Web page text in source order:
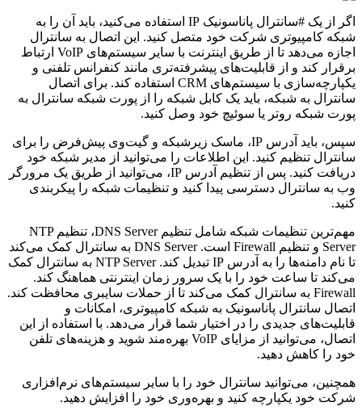
اگر از یک #سانترال پاناسونیک IP استفاده می‌کنید، باید آن را به
شبکه کامپیوتری شرکت خود متصل کنید. این اتصال به سانترال
اجازه می‌دهد تا از طریق اینترنت با سایر سیستم‌های VoIP ارتباط
برقرار کند و از قابلیت‌های پیشرفته‌تری مانند کنفرانس تلفنی و
یکپارچه‌سازی با سیستم‌های CRM استفاده کند. برای اتصال
سانترال به شبکه، باید یک کابل شبکه را از پورت شبکه سانترال به
پورت شبکه روتر یا سوئیچ خود وصل کنید.
سپس، باید آدرس IP، ماسک زیرشبکه و گیت‌وی پیش‌فرض را برای
سانترال تنظیم کنید. این اطلاعات را می‌توانید از مدیر شبکه خود
دریافت کنید. پس از تنظیم آدرس IP، می‌توانید از طریق یک مرورگر
وب به سانترال دسترسی پیدا کنید و تنظیمات شبکه را پیکربندی
کنید.
مهم‌ترین تنظیمات شبکه شامل تنظیم DNS Server، تنظیم NTP
Server و تنظیم Firewall است. DNS Server به سانترال کمک می‌کند
تا نام دامنه‌ها را به آدرس IP تبدیل کند. NTP Server به سانترال کمک
می‌کند تا ساعت خود را با یک سرور زمان اینترنتی هماهنگ کند.
Firewall به سانترال کمک می‌کند تا از حملات سایبری محافظت کند.
اتصال سانترال پاناسونیک به شبکه کامپیوتری، امکانات و
قابلیت‌های جدیدی را در اختیار شما قرار می‌دهد. با استفاده از این
اتصال، می‌توانید از مزایای VoIP بهره‌مند شوید و هزینه‌های تلفن
خود را کاهش دهید.
همچنین، می‌توانید سانترال خود را با سایر سیستم‌های نرم‌افزاری
شرکت خود یکپارچه کنید و بهره‌وری خود را افزایش دهید.